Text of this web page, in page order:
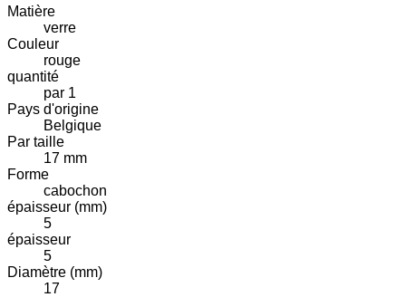
Matière
verre
Couleur
rouge
quantité
par 1
Pays d'origine
Belgique
Par taille
17 mm
Forme
cabochon
épaisseur (mm)
5
épaisseur
5
Diamètre (mm)
17